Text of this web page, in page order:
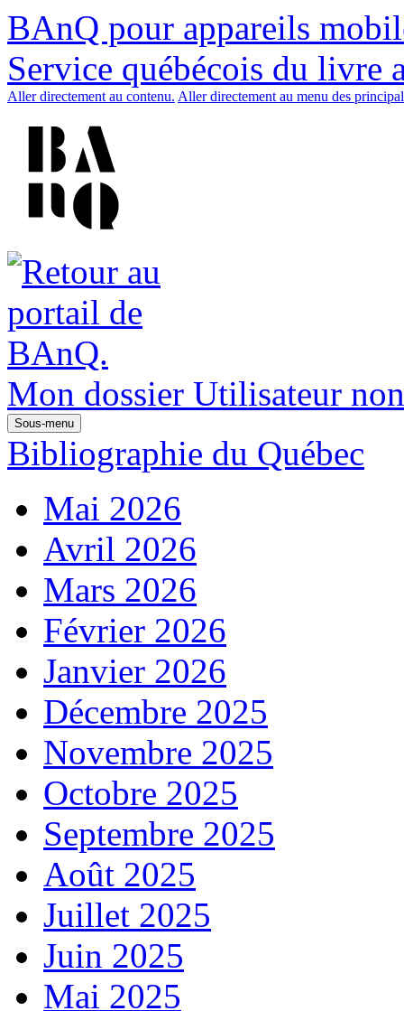
BAnQ pour appareils
Service québécois du livre
Aller directement au contenu. Aller directement au menu des
Mon dossier Utilisateur
Sous-menu
Bibliographie du Québec
Mai 2026
Avril 2026
Mars 2026
Février 2026
Janvier 2026
Décembre 2025
Novembre 2025
Octobre 2025
Septembre 2025
Août 2025
Juillet 2025
Juin 2025
Mai 2025